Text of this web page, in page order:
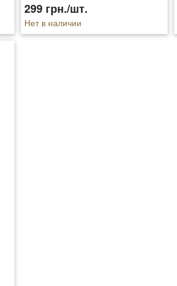
299 грн./шт.
Нет в наличии